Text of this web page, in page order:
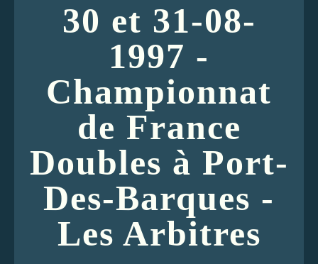
30 et 31-08-
1997 -
Championnat
de France
Doubles à Port-
Des-Barques -
Les Arbitres